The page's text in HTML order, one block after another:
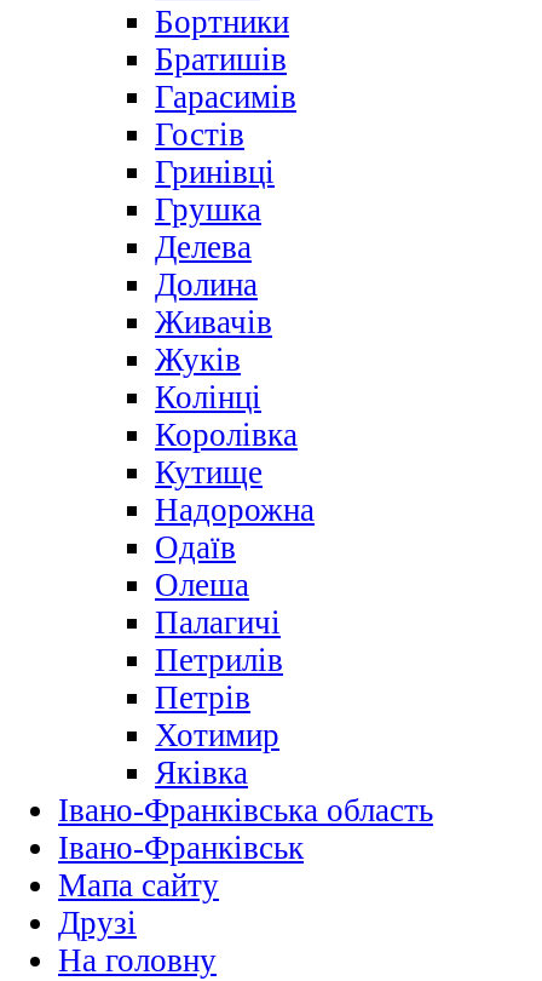
Бортники
Братишів
Гарасимів
Гостів
Гринівці
Грушка
Делева
Долина
Живачів
Жуків
Колінці
Королівка
Кутище
Надорожна
Одаїв
Олеша
Палагичі
Петрилів
Петрів
Хотимир
Яківка
Івано-Франківська область
Івано-Франківськ
Мапа сайту
Друзі
На головну